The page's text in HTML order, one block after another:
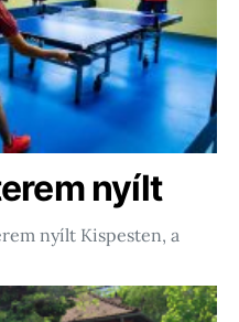
nyílt
nyílt Kispesten, a